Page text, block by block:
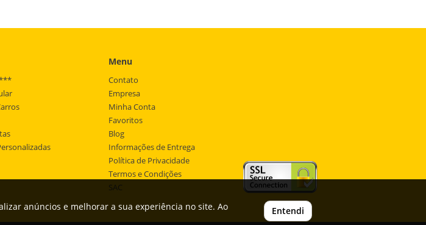
Menu
Contato
Empresa
Minha Conta
Favoritos
Blog
Informações de Entrega
Política de Privacidade
Termos e Condições
SAC
anúncios e melhorar a sua experiência no site. Ao
Entendi